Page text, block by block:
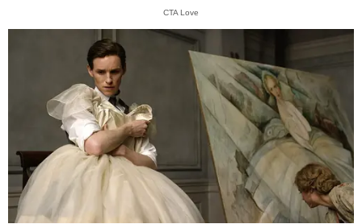
CTA Love